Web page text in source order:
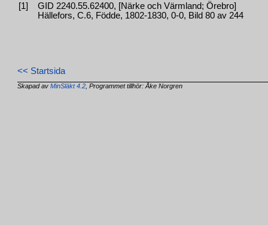
[1]
GID 2240.55.62400, [Närke och Värmland; Örebro]
Hällefors, C.6, Födde, 1802-1830, 0-0, Bild 80 av 244
<< Startsida
Skapad avMinSläkt 4.2 , Programmet tillhör: Åke Norgren